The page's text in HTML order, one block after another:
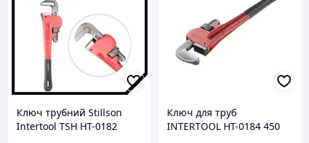
Ключ трубний Stillson
Intertool TSH HT-0182
Ключ для труб
INTERTOOL HT-0184 450